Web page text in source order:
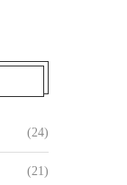
(24)
(21)